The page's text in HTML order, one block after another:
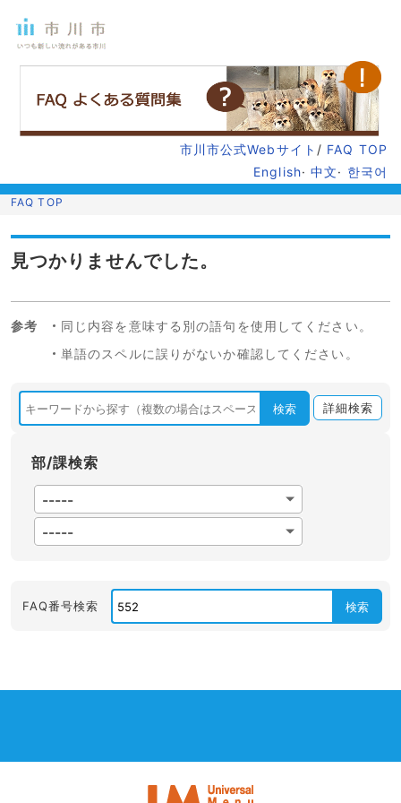
市川市公式Webサイト / FAQ TOP
English·中文· 한국어
FAQ TOP
見つかりませんでした。
参考
同じ内容を意味する別の語句を使用してください。
単語のスペルに誤りがないか確認してください。
検索 詳細検索
部/課検索
FAQ番号検索 検索